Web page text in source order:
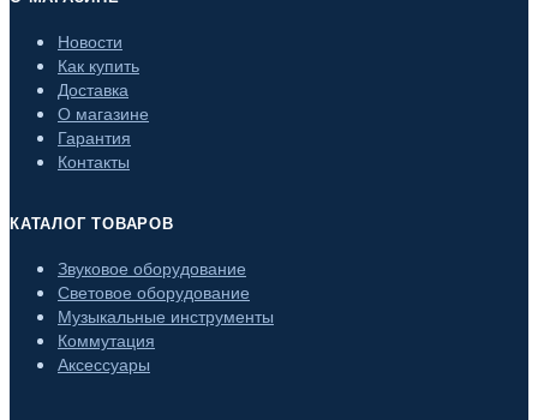
Новости
Как купить
Доставка
О магазине
Гарантия
Контакты
КАТАЛОГ ТОВАРОВ
Звуковое оборудование
Световое оборудование
Музыкальные инструменты
Коммутация
Аксессуары